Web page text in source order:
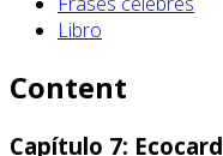
Libro
Content
Capítulo 7: